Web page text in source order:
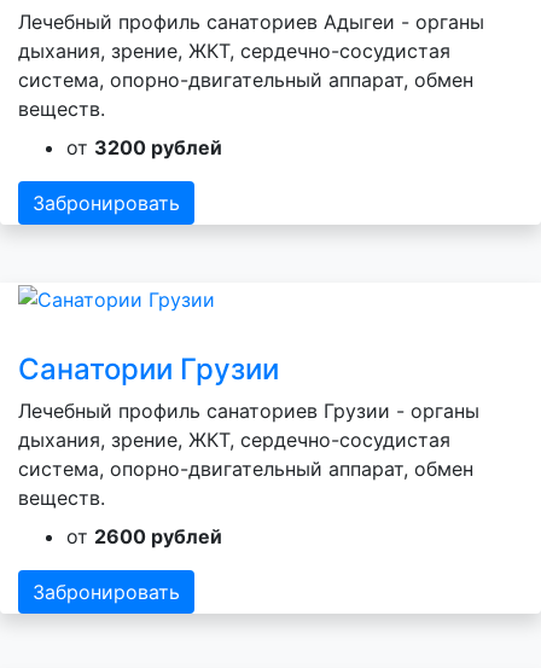
Лечебный профиль санаториев Адыгеи - органы
дыхания, зрение, ЖКТ, сердечно-сосудистая
система, опорно-двигательный аппарат, обмен
веществ.
от 3200 рублей
Забронировать
Санатории Грузии
Лечебный профиль санаториев Грузии - органы
дыхания, зрение, ЖКТ, сердечно-сосудистая
система, опорно-двигательный аппарат, обмен
веществ.
от 2600 рублей
Забронировать